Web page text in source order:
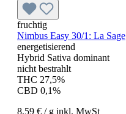
fruchtig
Nimbus Easy 30/1: La Sage
energetisierend
Hybrid Sativa dominant
nicht bestrahlt
THC 27,5%
CBD 0,1%
8,59 € / g inkl. MwSt